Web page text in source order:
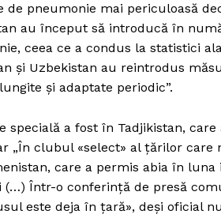
de pneumonie mai periculoasă
au început să introducă în
ceea ce a condus la statistici
și Uzbekistan au reintrodus
și adaptate periodic”.
specială a fost în Tadjikistan,
„În clubul «select» al țărilor
care a permis abia în
(…) Într-o conferință de presă
este deja în țară», deși oficial